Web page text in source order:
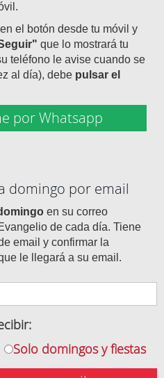
el botón desde tu móvil y
que lo mostrará tu
teléfono le avise cuando se
al día), debe pulsar el
por Whatsapp
domingo por email
en su correo
de cada día. Tiene
email y confirmar la
le llegará a su email.
Solo domingos y fiestas